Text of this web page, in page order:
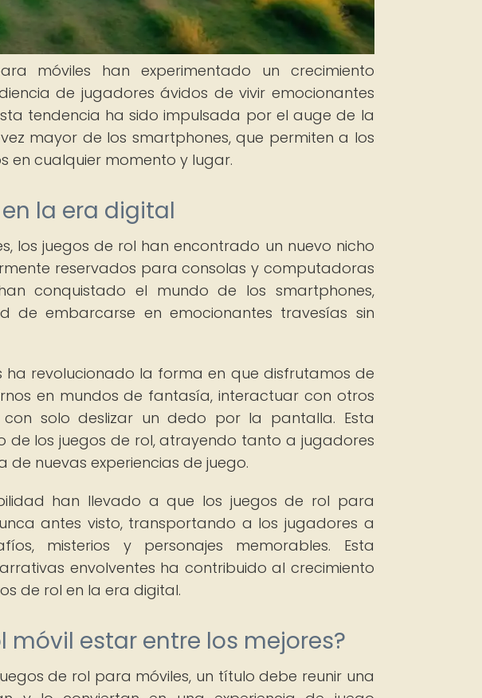
móviles han experimentado un crecimiento
de jugadores ávidos de vivir emocionantes
tendencia ha sido impulsada por el auge de la
mayor de los smartphones, que permiten a los
en cualquier momento y lugar.
la era digital
los juegos de rol han encontrado un nuevo nicho
reservados para consolas y computadoras
conquistado el mundo de los smartphones,
de embarcarse en emocionantes travesías sin
ha revolucionado la forma en que disfrutamos de
en mundos de fantasía, interactuar con otros
solo deslizar un dedo por la pantalla. Esta
los juegos de rol, atrayendo tanto a jugadores
nuevas experiencias de juego.
han llevado a que los juegos de rol para
antes visto, transportando a los jugadores a
misterios y personajes memorables. Esta
envolventes ha contribuido al crecimiento
de rol en la era digital.
móvil estar entre los mejores?
de rol para móviles, un título debe reunir una